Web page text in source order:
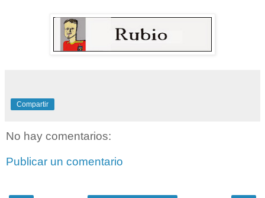
Compartir
No hay comentarios:
Publicar un comentario